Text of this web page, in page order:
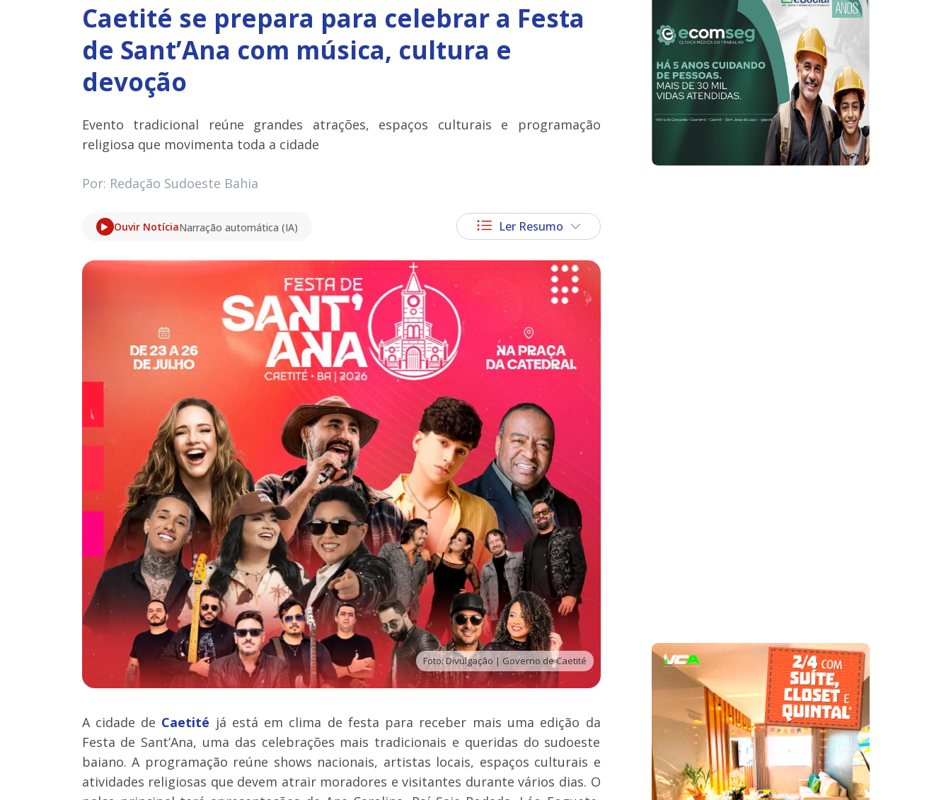
Caetité se prepara para celebrar a Festa
de Sant’Ana com música, cultura e
devoção
Evento tradicional reúne grandes atrações, espaços culturais e programação
religiosa que movimenta toda a cidade
Por: Redação Sudoeste Bahia
Ouvir NotíciaNarração automática (IA) Ler Resumo
Foto: Divulgação | Governo de Caetité
A cidade de Caetité já está em clima de festa para receber mais uma edição da
Festa de Sant’Ana, uma das celebrações mais tradicionais e queridas do sudoeste
baiano. A programação reúne shows nacionais, artistas locais, espaços culturais e
atividades religiosas que devem atrair moradores e visitantes durante vários dias. O